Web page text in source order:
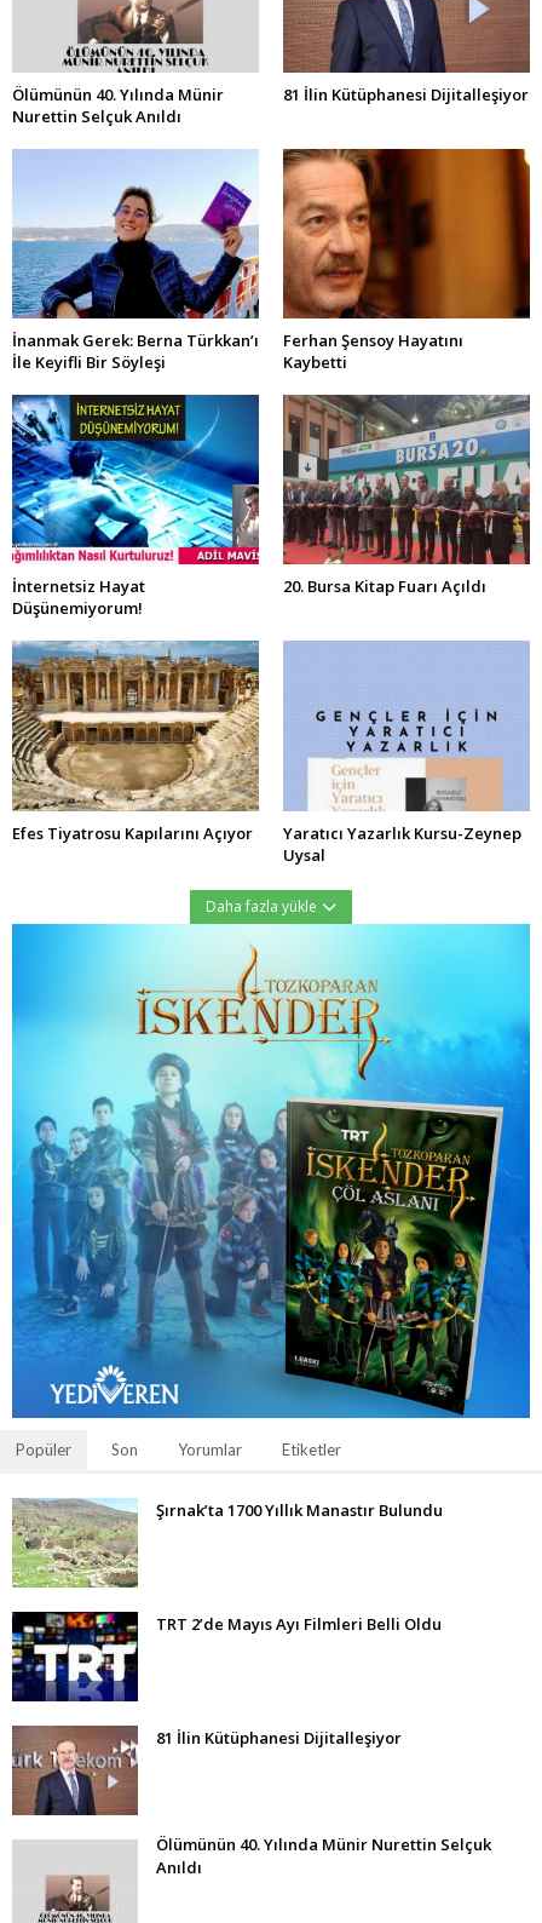
Ölümünün 40. Yılında Münir
Nurettin Selçuk Anıldı
81 İlin Kütüphanesi Dijitalleşiyor
İnanmak Gerek: Berna Türkkan’ı
İle Keyifli Bir Söyleşi
Ferhan Şensoy Hayatını
Kaybetti
İnternetsiz Hayat
Düşünemiyorum!
20. Bursa Kitap Fuarı Açıldı
Efes Tiyatrosu Kapılarını Açıyor
Yaratıcı Yazarlık Kursu-Zeynep
Uysal
Daha fazla yükle
Popüler Son Yorumlar Etiketler
Şırnak’ta 1700 Yıllık Manastır Bulundu
TRT 2’de Mayıs Ayı Filmleri Belli Oldu
81 İlin Kütüphanesi Dijitalleşiyor
Ölümünün 40. Yılında Münir Nurettin Selçuk
Anıldı